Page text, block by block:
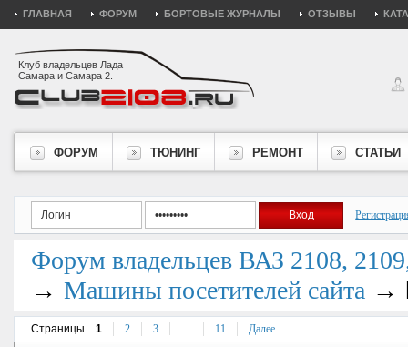
ГЛАВНАЯ ФОРУМ БОРТОВЫЕ ЖУРНАЛЫ ОТЗЫВЫ
Клуб владельцев Лада
Самара и Самара 2.
ФОРУМ ТЮНИНГ РЕМОНТ СТАТЬИ
Форум владельцев ВАЗ 2108,
→ Машины посетителей сайта →
Страницы 1 2 3 … 11 Далее